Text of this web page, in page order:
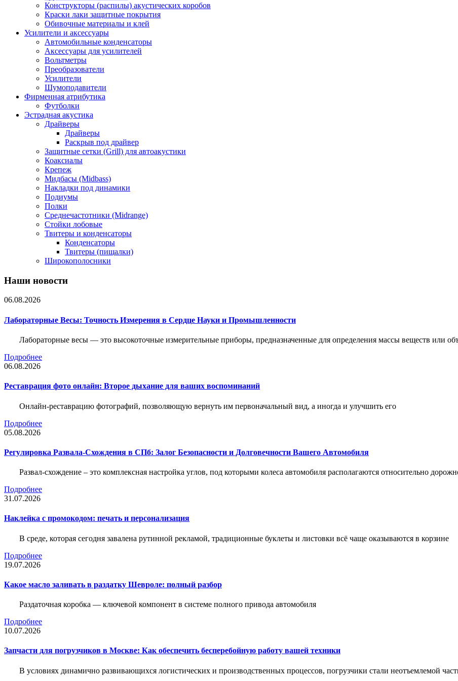
Конструкторы (распилы) акустических коробов
Краски лаки защитные покрытия
Обивочные материалы и клей
Усилители и аксессуары
Автомобильные конденсаторы
Аксессуары для усилителей
Вольтметры
Преобразователи
Усилители
Шумоподавители
Фирменная атрибутика
Футболки
Эстрадная акустика
Драйверы
Драйверы
Раскрыв под драйвер
Защитные сетки (Grill) для автоакустики
Коаксиалы
Крепеж
Мидбасы (Midbass)
Накладки под динамики
Подиумы
Полки
Среднечастотники (Midrange)
Стойки лобовые
Твитеры и конденсаторы
Конденсаторы
Твитеры (пищалки)
Широкополосники
Наши новости
06.08.2026
Лабораторные Весы: Точность Измерения в Сердце Науки и Промышленности
Лабораторные весы — это высокоточные измерительные приборы, предназначенные для определения массы веществ или
Подробнее
06.08.2026
Реставрация фото онлайн: Второе дыхание для ваших воспоминаний
Онлайн-реставрацию фотографий, позволяющую вернуть им первоначальный вид, а иногда и улучшить его
Подробнее
05.08.2026
Регулировка Развала-Схождения в СПб: Залог Безопасности и Долговечности Вашего Автомобиля
Развал-схождение – это комплексная настройка углов, под которыми колеса автомобиля располагаются относительно
Подробнее
31.07.2026
Наклейка c промокодом: печать и персонализация
В среде, которая сегодня завалена рутинной рекламой, традиционные буклеты и листовки всё чаще оказываются в корзине
Подробнее
19.07.2026
Какое масло заливать в раздатку Шевроле: полный разбор
Раздаточная коробка — ключевой компонент в системе полного привода автомобиля
Подробнее
10.07.2026
Запчасти для погрузчиков в Москве: Как обеспечить бесперебойную работу вашей техники
В условиях динамично развивающихся логистических и производственных процессов, погрузчики стали неотъемлемой